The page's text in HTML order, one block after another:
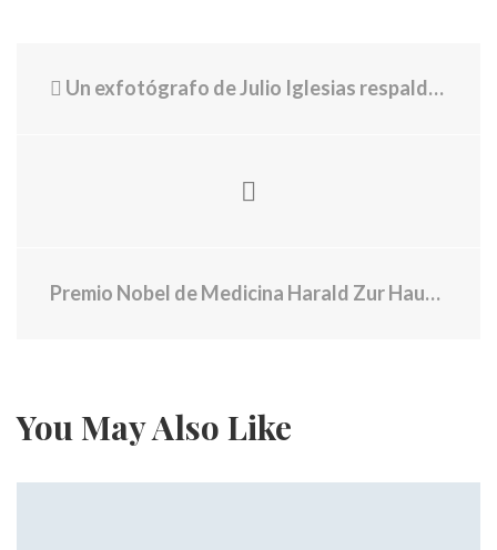
Un exfotógrafo de Julio Iglesias respaldó a las mujeres que lo acusan y el cantante rompió el silencio
Premio Nobel de Medicina Harald Zur Hausen: 'El consumo de carne de vacuno es un factor de riesgo elevado para un tipo de cáncer'
You May Also Like